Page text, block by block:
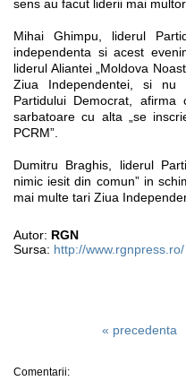
sens au facut liderii mai
Mihai Ghimpu, liderul
independenta si acest
liderul Aliantei „Moldova
Ziua Independentei, si nu
Partidului Democrat,
sarbatoare cu alta „se
PCRM”.
Dumitru Braghis, liderul
nimic iesit din comun” in
mai multe tari Ziua
Autor: RGN
Sursa: http://www.rgnpress.ro/
« precedenta
Comentarii: